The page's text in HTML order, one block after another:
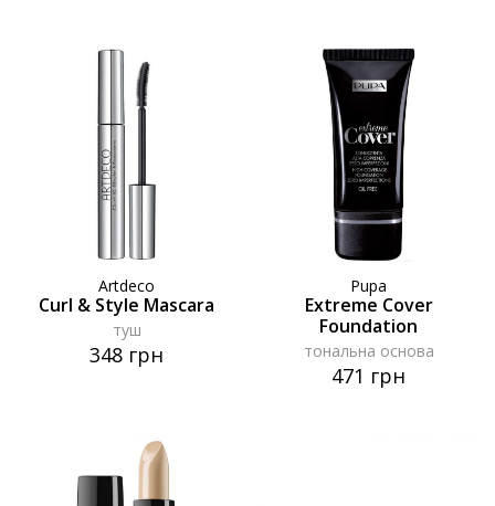
Artdeco
Curl & Style Mascara
туш
348 грн
Pupa
Extreme Cover
Foundation
тональна основа
471 грн